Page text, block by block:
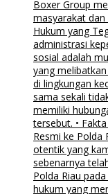
Boxer Group
masyarakat dan
Hukum yang
administrasi
sosial adalah
yang
di lingkungan
sama sekali
memiliki
tersebut. •
Resmi ke Polda
otentik yang
sebenarnya
Polda Riau
hukum yang